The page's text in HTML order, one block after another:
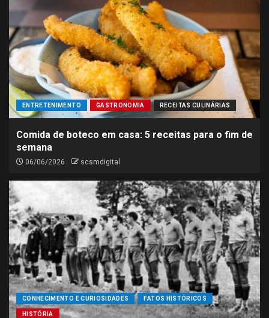
ENTRETENIMENTO GASTRONOMIA RECEITAS CULINÁRIAS
Comida de boteco em casa: 5 receitas para o fim de
semana
06/06/2026 scsmdigital
CONHECIMENTO E CURIOSIDADES FATOS HISTÓRICOS
HISTÓRIA